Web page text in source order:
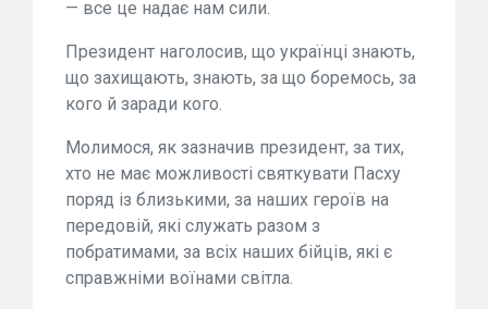
— все це надає нам сили.
Президент наголосив, що українці знають,
що захищають, знають, за що боремось, за
кого й заради кого.
Молимося, як зазначив президент, за тих,
хто не має можливості святкувати Пасху
поряд із близькими, за наших героїв на
передовій, які служать разом з
побратимами, за всіх наших бійців, які є
справжніми воїнами світла.